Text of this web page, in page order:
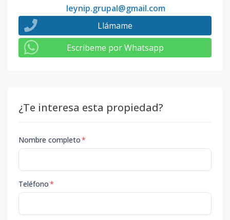
leynip.grupal@gmail.com
Llámame
Escribeme por Whatsapp
¿Te interesa esta propiedad?
Nombre completo*
Teléfono*